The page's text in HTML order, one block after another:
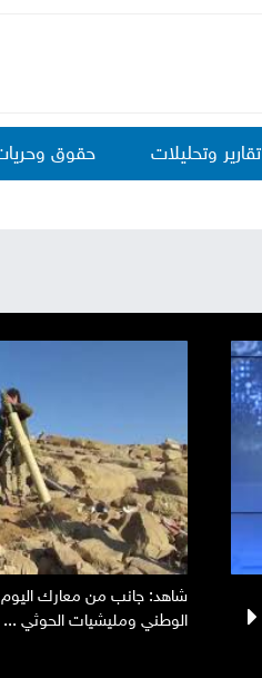
تقارير وتحليلات حقوق
شاهد: جانب من معارك
الوطني ومليشيات الحوثي ...